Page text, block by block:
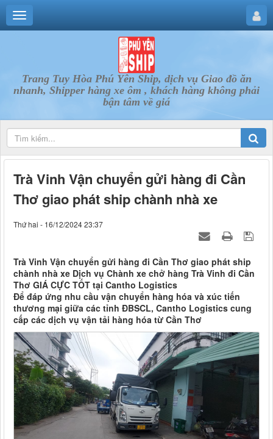
Trang Tuy Hòa Phú Yên Ship, dịch vụ Giao đồ ăn
nhanh, Shipper hàng xe ôm , khách hàng không phải
bận tâm về giá
Trà Vinh Vận chuyển gửi hàng đi Cần
Thơ giao phát ship chành nhà xe
Thứ hai - 16/12/2024 23:37
Trà Vinh Vận chuyển gửi hàng đi Cần Thơ giao phát ship
chành nhà xe Dịch vụ Chành xe chở hàng Trà Vinh đi Cần
Thơ GIÁ CỰC TỐT tại Cantho Logistics
Để đáp ứng nhu cầu vận chuyển hàng hóa và xúc tiến
thương mại giữa các tỉnh ĐBSCL, Cantho Logistics cung
cấp các dịch vụ vận tải hàng hóa từ Cần Thơ